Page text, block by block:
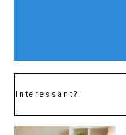
Interessant?